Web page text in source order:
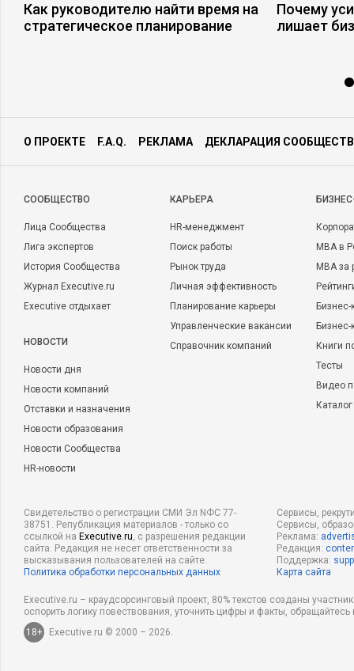
Как руководителю найти время на
стратегическое планирование
Почему
лишает
О ПРОЕКТЕ F.A.Q. РЕКЛАМА ДЕКЛАРАЦИЯ
CООБЩЕСТВО
Лица Сообщества
Лига экспертов
История Сообщества
Журнал Executive.ru
Executive отдыхает
НОВОСТИ
Новости дня
Новости компаний
Отставки и назначения
Новости образования
Новости Сообщества
HR-новости
КАРЬЕРА
HR-менеджмент
Поиск работы
Рынок труда
Личная эффективность
Планирование карьеры
Управленческие вакансии
Справочник компаний
MBA в
MBA
Бизнес-
Книги
Тесты
Видео
Свидетельство о регистрации СМИ Эл NФС 77-
38751. Републикация материалов - только со
ссылкой на Executive.ru, с разрешения редакции
сайта. Редакция не несет ответственности за
высказывания пользователей на сайте.
Политика обработки персональных данных
Сервисы,
Сервисы,
Реклама:
Редакция:
Поддержка:
Карта сайта
Executive.ru – краудсорсинговый проект, 80% текстов созданы
оспорить логику повествования, уточнить цифры и факты,
18+
Executive.ru © 2000 – 2026.